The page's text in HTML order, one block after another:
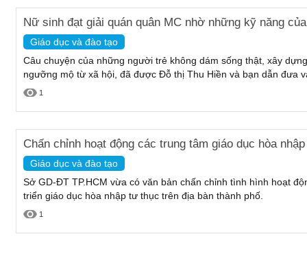
Nữ sinh đạt giải quán quân MC nhờ những kỹ năng
Giáo dục và đào tạo
Câu chuyện của những người trẻ không dám sống thật, xây
ngưỡng mộ từ xã hội, đã được Đỗ thị Thu Hiền và bạn dẫn đưa
1
Chấn chỉnh hoạt động các trung tâm giáo dục hòa
Giáo dục và đào tạo
Sở GD-ĐT TP.HCM vừa có văn bản chấn chỉnh tình hình hoạt
triển giáo dục hòa nhập tư thục trên địa bàn thành phố.
1